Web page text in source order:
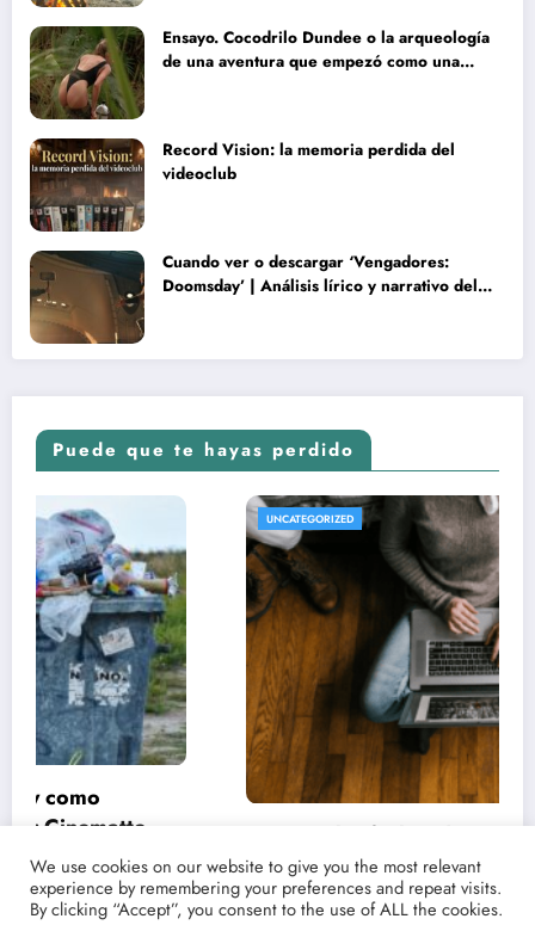
Ensayo. Cocodrilo Dundee o la arqueología
de una aventura que empezó como una
Record Vision: la memoria perdida del
videoclub
Cuando ver o descargar ‘Vengadores:
Doomsday’ | Análisis lírico y narrativo del
Puede que te hayas perdido
UNCATEGORIZED
Conoce las fechas de estrenos y críticas de
tus películas y series favoritas con Point
Magazine
21/03/2021 lucenpop
We use cookies on our website to give you the most relevant
experience by remembering your preferences and repeat visits.
By clicking “Accept”, you consent to the use of ALL the cookies.